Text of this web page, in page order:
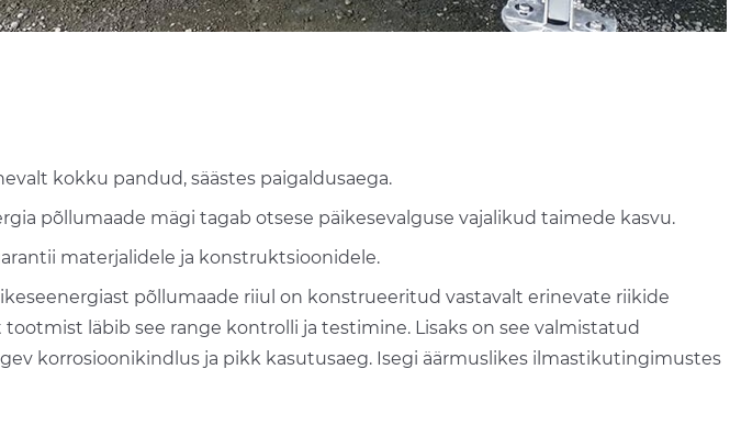
kokku pandud, säästes paigaldusaega.
põllumaade mägi tagab otsese päikesevalguse vajalikud taimede kasvu.
materjalidele ja konstruktsioonidele.
põllumaade riiul on konstrueeritud vastavalt erinevate riikide
läbib see range kontrolli ja testimine. Lisaks on see valmistatud
korrosioonikindlus ja pikk kasutusaeg. Isegi äärmuslikes ilmastikutingimustes